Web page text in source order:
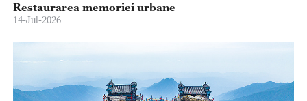
Restaurarea memoriei urbane
14-Jul-2026